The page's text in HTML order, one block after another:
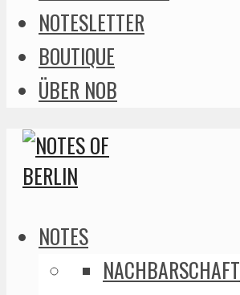
NOTESLETTER
BOUTIQUE
ÜBER NOB
NOTES
NACHBARSCHAFT